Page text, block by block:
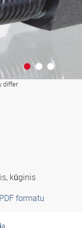
differ
kūginis
formatu